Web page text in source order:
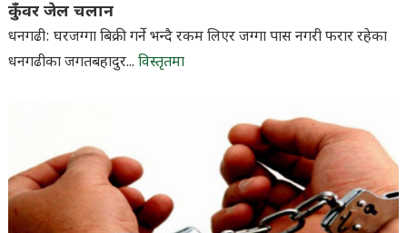
कुँवर जेल चलान
धनगढी: घरजग्गा बिक्री गर्ने भन्दै रकम लिएर जग्गा पास नगरी फरार रहेका
धनगढीका जगतबहादुर... विस्तृतमा